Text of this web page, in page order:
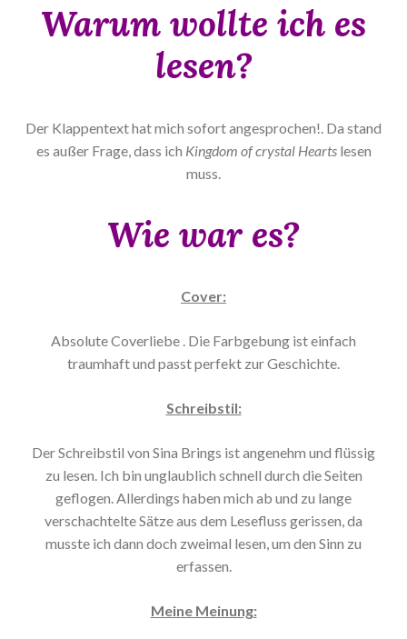
Warum wollte ich es
lesen?
Der Klappentext hat mich sofort angesprochen!. Da stand
es außer Frage, dass ich Kingdom of crystal Heartslesen
muss.
Wie war es?
Cover:
Absolute Coverliebe . Die Farbgebung ist einfach
traumhaft und passt perfekt zur Geschichte.
Schreibstil:
Der Schreibstil von Sina Brings ist angenehm und flüssig
zu lesen. Ich bin unglaublich schnell durch die Seiten
geflogen. Allerdings haben mich ab und zu lange
verschachtelte Sätze aus dem Lesefluss gerissen, da
musste ich dann doch zweimal lesen, um den Sinn zu
erfassen.
Meine Meinung: